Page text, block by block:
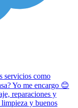
servicios como
Yo me encargo 😊
reparaciones y
y buenos